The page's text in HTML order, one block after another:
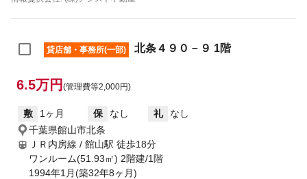
貸店舗・事務所(一部) 北条４９０－９ 1階
6.5万円 (管理費等2,000円)
敷 1ヶ月 保 なし 礼
なし
千葉県館山市北条
ＪＲ内房線 / 館山駅 徒歩18分
ワンルーム(51.93㎡) 2階建/1階
1994年1月(築32年8ヶ月)